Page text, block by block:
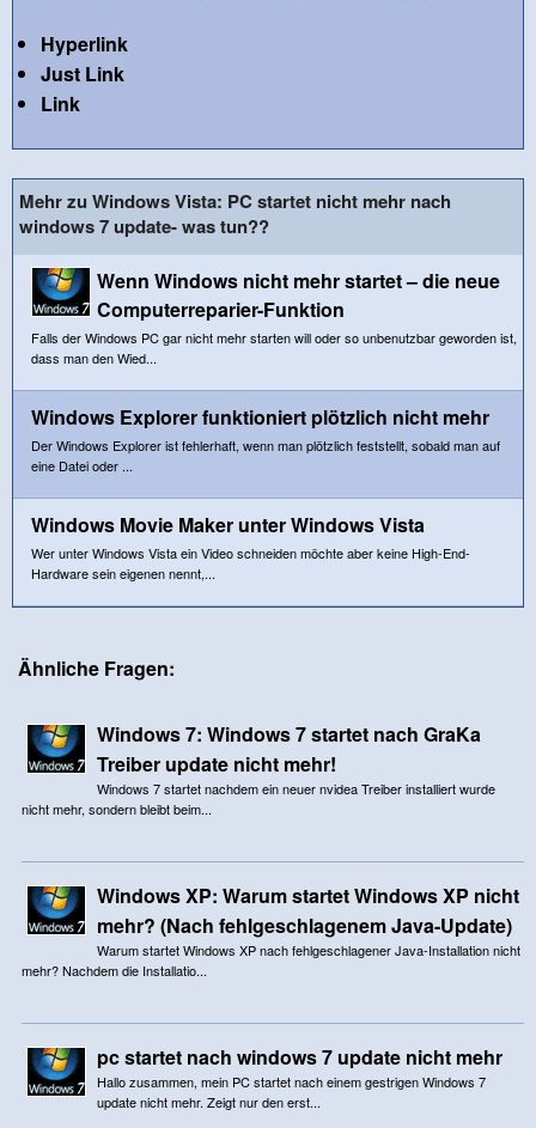
Hyperlink
Just Link
Link
Mehr zu Windows Vista: PC startet nicht mehr nach
windows 7 update- was tun??
Wenn Windows nicht mehr startet – die neue
Computerreparier-Funktion
Falls der Windows PC gar nicht mehr starten will oder so unbenutzbar geworden ist,
dass man den Wied...
Windows Explorer funktioniert plötzlich nicht mehr
Der Windows Explorer ist fehlerhaft, wenn man plötzlich feststellt, sobald man auf
eine Datei oder ...
Windows Movie Maker unter Windows Vista
Wer unter Windows Vista ein Video schneiden möchte aber keine High-End-
Hardware sein eigenen nennt,...
Ähnliche Fragen:
Windows 7: Windows 7 startet nach GraKa
Treiber update nicht mehr!
Windows 7 startet nachdem ein neuer nvidea Treiber installiert wurde
nicht mehr, sondern bleibt beim...
Windows XP: Warum startet Windows XP nicht
mehr? (Nach fehlgeschlagenem Java-Update)
Warum startet Windows XP nach fehlgeschlagener Java-Installation nicht
mehr? Nachdem die Installatio...
pc startet nach windows 7 update nicht mehr
Hallo zusammen, mein PC startet nach einem gestrigen Windows 7
update nicht mehr. Zeigt nur den erst...